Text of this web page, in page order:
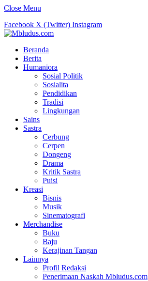
Close Menu
Facebook X (Twitter) Instagram
Beranda
Berita
Humaniora
Sosial Politik
Sosialita
Pendidikan
Tradisi
Lingkungan
Sains
Sastra
Cerbung
Cerpen
Dongeng
Drama
Kritik Sastra
Puisi
Kreasi
Bisnis
Musik
Sinematografi
Merchandise
Buku
Baju
Kerajinan Tangan
Lainnya
Profil Redaksi
Penerimaan Naskah Mbludus.com